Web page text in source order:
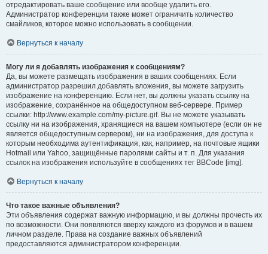
отредактировать ваше сообщение или вообще удалить его.
Администратор конференции также может ограничить количество
смайликов, которое можно использовать в сообщении.
Вернуться к началу
Могу ли я добавлять изображения к сообщениям?
Да, вы можете размещать изображения в ваших сообщениях. Если
администратор разрешил добавлять вложения, вы можете загрузить
изображение на конференцию. Если нет, вы должны указать ссылку на
изображение, сохранённое на общедоступном веб-сервере. Пример
ссылки: http://www.example.com/my-picture.gif. Вы не можете указывать
ссылку ни на изображения, хранящиеся на вашем компьютере (если он не
является общедоступным сервером), ни на изображения, для доступа к
которым необходима аутентификация, как, например, на почтовые ящики
Hotmail или Yahoo, защищённые паролями сайты и т. п. Для указания
ссылок на изображения используйте в сообщениях тег BBCode [img].
Вернуться к началу
Что такое важные объявления?
Эти объявления содержат важную информацию, и вы должны прочесть их
по возможности. Они появляются вверху каждого из форумов и в вашем
личном разделе. Права на создание важных объявлений
предоставляются администратором конференции.